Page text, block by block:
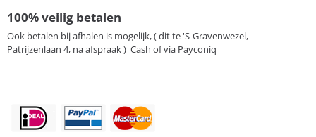
100% veilig betalen
Ook betalen bij afhalen is mogelijk, ( dit te 'S-Gravenwezel,
Patrijzenlaan 4, na afspraak ) Cash of via Payconiq